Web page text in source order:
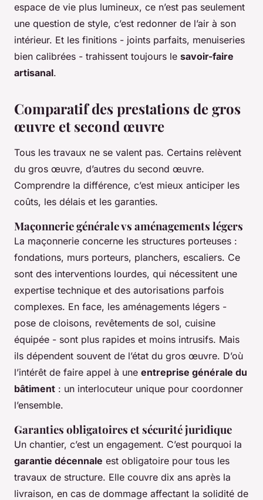
espace de vie plus lumineux, ce n’est pas seulement
une question de style, c’est redonner de l’air à son
intérieur. Et les finitions - joints parfaits, menuiseries
bien calibrées - trahissent toujours le savoir-faire
artisanal.
Comparatif des prestations de gros
œuvre et second œuvre
Tous les travaux ne se valent pas. Certains relèvent
du gros œuvre, d’autres du second œuvre.
Comprendre la différence, c’est mieux anticiper les
coûts, les délais et les garanties.
Maçonnerie générale vs aménagements légers
La maçonnerie concerne les structures porteuses :
fondations, murs porteurs, planchers, escaliers. Ce
sont des interventions lourdes, qui nécessitent une
expertise technique et des autorisations parfois
complexes. En face, les aménagements légers -
pose de cloisons, revêtements de sol, cuisine
équipée - sont plus rapides et moins intrusifs. Mais
ils dépendent souvent de l’état du gros œuvre. D’où
l’intérêt de faire appel à une entreprise générale du
bâtiment : un interlocuteur unique pour coordonner
l’ensemble.
Garanties obligatoires et sécurité juridique
Un chantier, c’est un engagement. C’est pourquoi la
garantie décennale est obligatoire pour tous les
travaux de structure. Elle couvre dix ans après la
livraison, en cas de dommage affectant la solidité de